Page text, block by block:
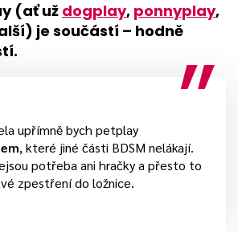
(ať už dogplay, ponnyplay,
je součástí – hodně
upřímně bych petplay
, které jiné části BDSM nelákají.
potřeba ani hračky a přesto to
zpestření do ložnice.